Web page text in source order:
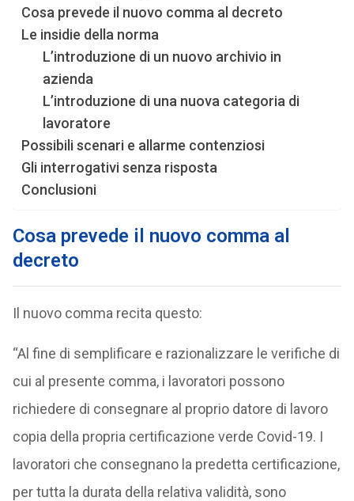
Cosa prevede il nuovo comma al decreto
Le insidie della norma
L’introduzione di un nuovo archivio in
azienda
L’introduzione di una nuova categoria di
lavoratore
Possibili scenari e allarme contenziosi
Gli interrogativi senza risposta
Conclusioni
Cosa prevede il nuovo comma al
decreto
Il nuovo comma recita questo:
“Al fine di semplificare e razionalizzare le verifiche di
cui al presente comma, i lavoratori possono
richiedere di consegnare al proprio datore di lavoro
copia della propria certificazione verde Covid-19. I
lavoratori che consegnano la predetta certificazione,
per tutta la durata della relativa validità, sono